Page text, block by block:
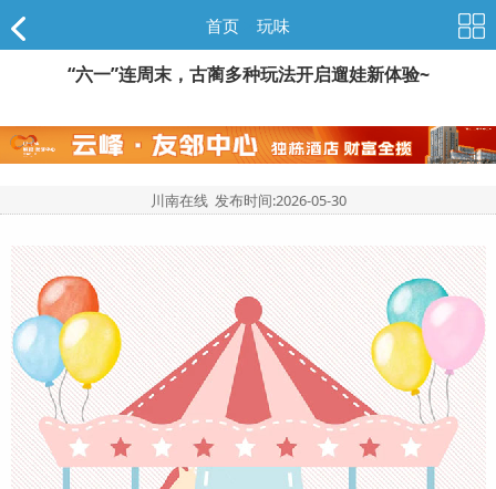
首页 玩味
“六一”连周末，古蔺多种玩法开启遛娃新体验~
川南在线 发布时间:2026-05-30